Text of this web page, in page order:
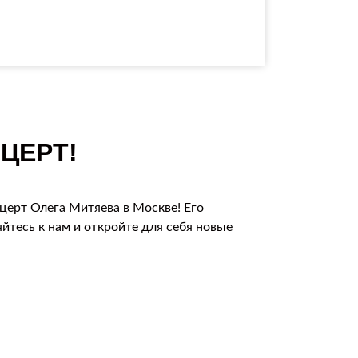
Олега Митяева в Москве! Его
к нам и откройте для себя новые